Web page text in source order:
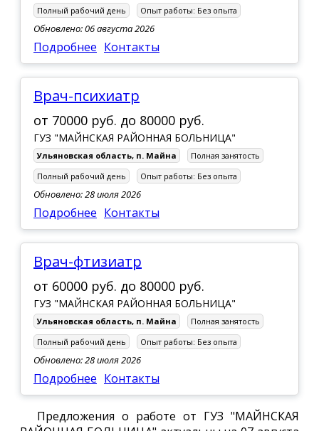
Полный рабочий день
Опыт работы: Без опыта
Обновлено: 06 августа 2026
Подробнее Контакты
Врач-психиатр
от 70000 руб. до 80000 руб.
ГУЗ "МАЙНСКАЯ РАЙОННАЯ БОЛЬНИЦА"
Ульяновская область, п. Майна
Полная занятость
Полный рабочий день
Опыт работы: Без опыта
Обновлено: 28 июля 2026
Подробнее Контакты
врач-фтизиатр
от 60000 руб. до 80000 руб.
ГУЗ "МАЙНСКАЯ РАЙОННАЯ БОЛЬНИЦА"
Ульяновская область, п. Майна
Полная занятость
Полный рабочий день
Опыт работы: Без опыта
Обновлено: 28 июля 2026
Подробнее Контакты
Предложения о работе от ГУЗ "МАЙНСКАЯ